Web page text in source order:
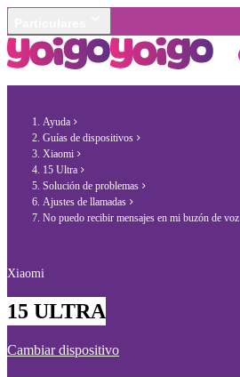
Ayuda
Guías de dispositivos
Xiaomi
15 Ultra
Solución de problemas
Ajustes de llamadas
No puedo recibir mensajes en mi buzón de voz
Xiaomi
15 ULTRA
Cambiar dispositivo